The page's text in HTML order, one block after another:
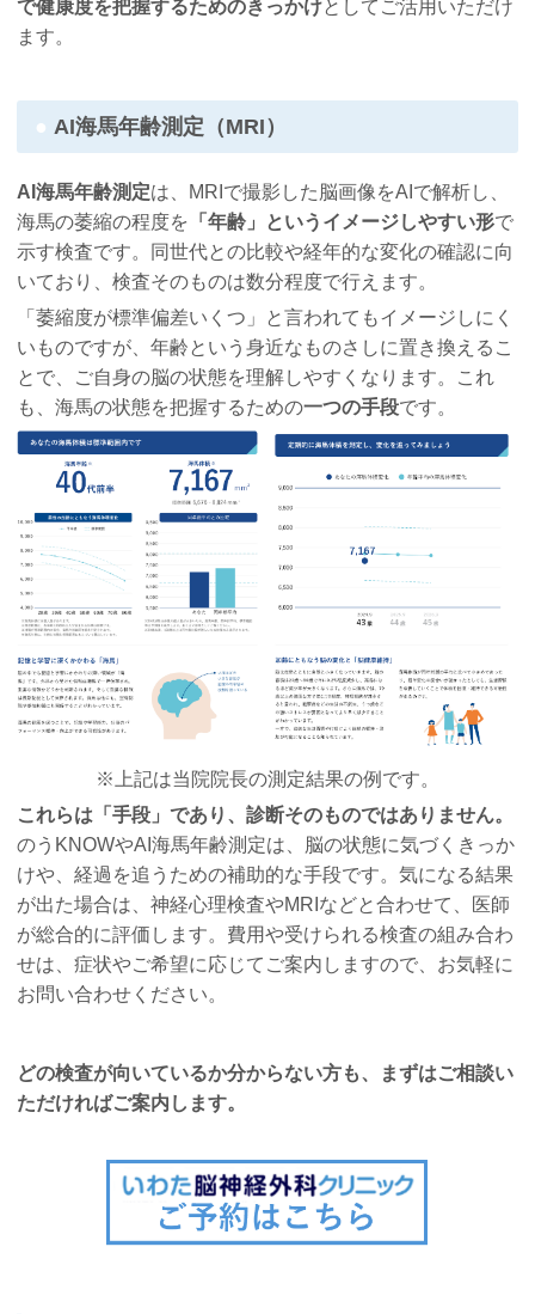
で健康度を把握するためのきっかけとしてご活用いただけ
ます。
AI海馬年齢測定（MRI）
AI海馬年齢測定は、MRIで撮影した脳画像をAIで解析し、
海馬の萎縮の程度を
「年齢」というイメージしやすい形で
示す検査です。同世代との比較や経年的な変化の確認に向
いており、検査そのものは数分程度で行えます。
「萎縮度が標準偏差いくつ」と言われてもイメージしにく
いものですが、年齢という身近なものさしに置き換えるこ
とで、ご自身の脳の状態を理解しやすくなります。これ
も、海馬の状態を把握するための一つの手段です。
※上記は当院院長の測定結果の例です。
これらは「手段」であり、診断そのものではありません。
のうKNOWやAI海馬年齢測定は、脳の状態に気づくきっか
けや、経過を追うための補助的な手段です。気になる結果
が出た場合は、神経心理検査やMRIなどと合わせて、医師
が総合的に評価します。費用や受けられる検査の組み合わ
せは、症状やご希望に応じてご案内しますので、お気軽に
お問い合わせください。
どの検査が向いているか分からない方も、まずはご相談い
ただければご案内します。